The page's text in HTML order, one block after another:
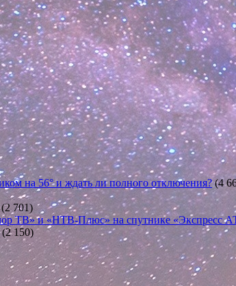
на 56° и ждать ли полного отключения? (4
(2 701)
ТВ» и «НТВ-Плюс» на спутнике «Экспресс
(2 150)